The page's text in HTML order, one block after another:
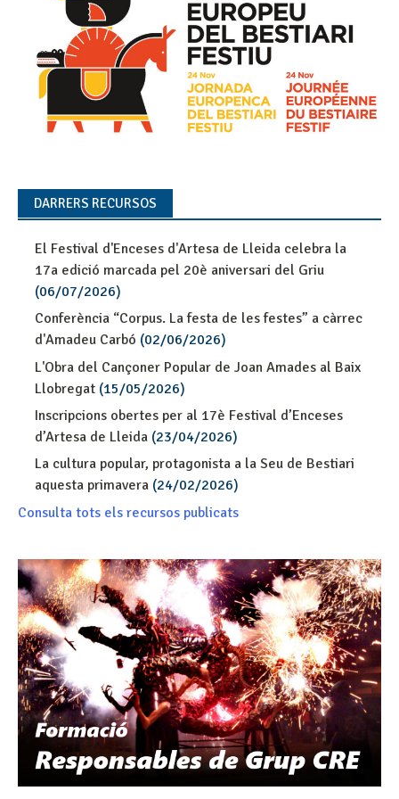
DARRERS RECURSOS
El Festival d'Enceses d'Artesa de Lleida celebra la
17a edició marcada pel 20è aniversari del Griu
(06/07/2026)
Conferència “Corpus. La festa de les festes” a càrrec
d'Amadeu Carbó (02/06/2026)
L'Obra del Cançoner Popular de Joan Amades al Baix
Llobregat (15/05/2026)
Inscripcions obertes per al 17è Festival d’Enceses
d’Artesa de Lleida (23/04/2026)
La cultura popular, protagonista a la Seu de Bestiari
aquesta primavera (24/02/2026)
Consulta tots els recursos publicats